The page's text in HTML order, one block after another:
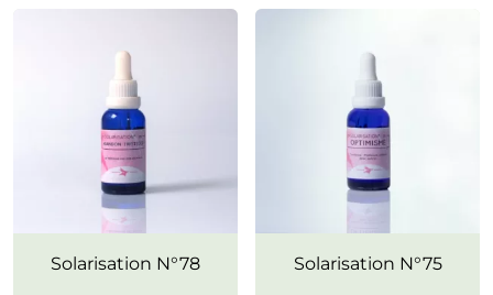
Invite à renouer avec la joie de
Solarisation N°78
Favorise des relations
Solarisation N°75